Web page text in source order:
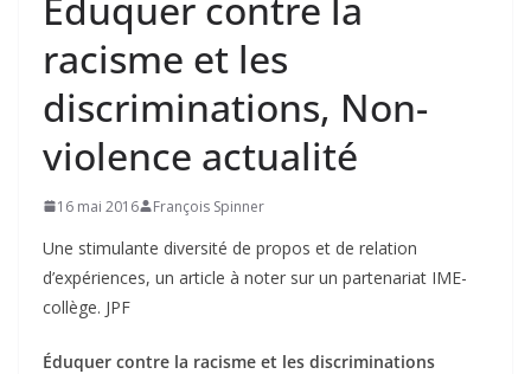
racisme et les
discriminations, Non-
violence actualité
16 mai 2016 François Spinner
Une stimulante diversité de propos et de relation
d’expériences, un article à noter sur un partenariat IME-
collège. JPF
Éduquer contre la racisme et les discriminations